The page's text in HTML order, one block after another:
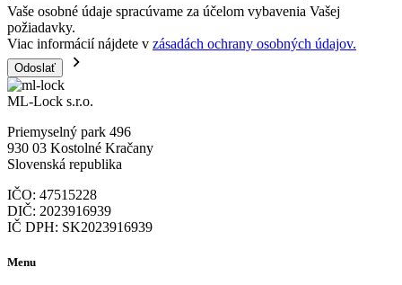
Vaše osobné údaje spracúvame za účelom vybavenia Vašej
požiadavky.
Viac informácií nájdete v zásadách ochrany osobných údajov.
ML-Lock s.r.o.
Priemyselný park 496
930 03 Kostolné Kračany
Slovenská republika
IČO: 47515228
DIČ: 2023916939
IČ DPH: SK2023916939
Menu